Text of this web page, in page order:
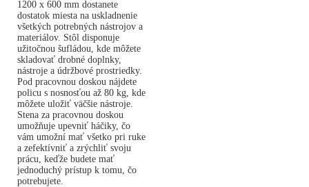
1200 x 600 mm dostanete
dostatok miesta na uskladnenie
všetkých potrebných nástrojov a
materiálov. Stôl disponuje
užitočnou šufládou, kde môžete
skladovať drobné doplnky,
nástroje a údržbové prostriedky.
Pod pracovnou doskou nájdete
policu s nosnosťou až 80 kg, kde
môžete uložiť väčšie nástroje.
Stena za pracovnou doskou
umožňuje upevniť háčiky, čo
vám umožní mať všetko pri ruke
a zefektívniť a zrýchliť svoju
prácu, keďže budete mať
jednoduchý prístup k tomu, čo
potrebujete.